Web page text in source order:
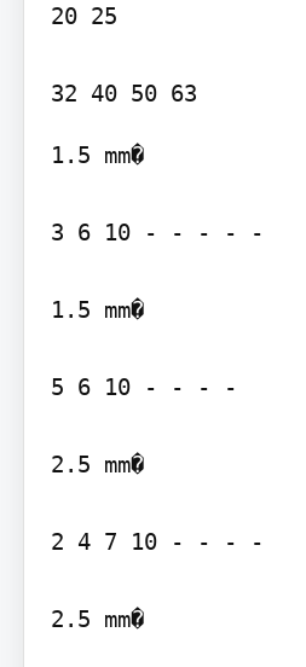
20 25
1.5 mm�
3 6 10 - - - - -
1.5 mm�
5 6 10 - - - -
2.5 mm�
2 4 7 10 - - - -
2.5 mm�